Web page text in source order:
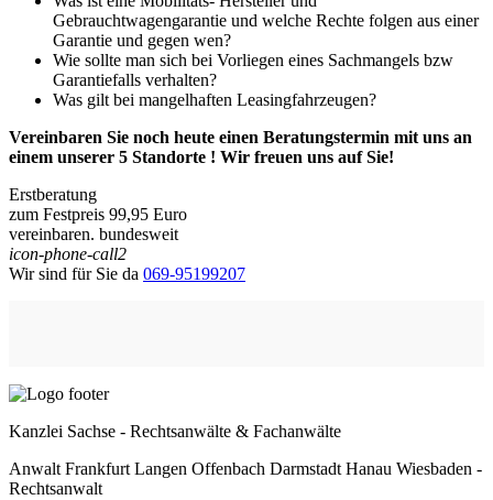
Gebrauchtwagengarantie und welche Rechte folgen aus einer
Garantie und gegen wen?
Wie sollte man sich bei Vorliegen eines Sachmangels bzw
Garantiefalls verhalten?
Was gilt bei mangelhaften Leasingfahrzeugen?
Vereinbaren Sie noch heute einen Beratungstermin mit uns an
einem unserer 5 Standorte ! Wir freuen uns auf Sie!
Erstberatung
zum Festpreis 99,95 Euro
vereinbaren. bundesweit
icon-phone-call2
Wir sind für Sie da 069-95199207
Kanzlei Sachse - Rechtsanwälte & Fachanwälte
Anwalt Frankfurt Langen Offenbach Darmstadt Hanau Wiesbaden -
Rechtsanwalt